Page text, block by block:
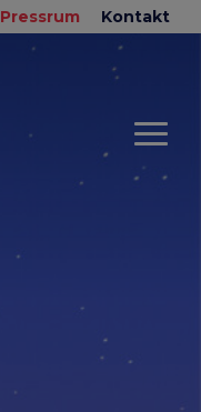
Pressrum Kontakt